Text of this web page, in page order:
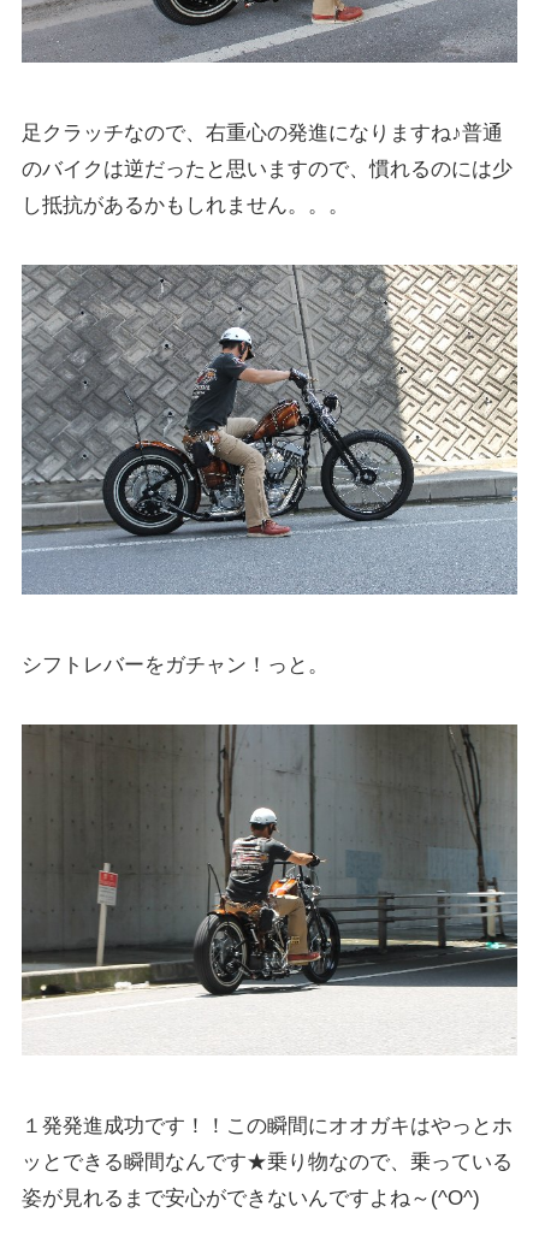
足クラッチなので、右重心の発進になりますね♪普通
のバイクは逆だったと思いますので、慣れるのには少
し抵抗があるかもしれません。。。
シフトレバーをガチャン！っと。
１発発進成功です！！この瞬間にオオガキはやっとホ
ッとできる瞬間なんです★乗り物なので、乗っている
姿が見れるまで安心ができないんですよね～(^O^)